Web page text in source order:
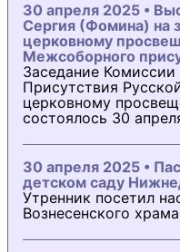
30 апреля 2025 •
Сергия (Фомина) на
церковному
Межсоборного
Заседание
Присутствия
церковному
состоялось 30
30 апреля 2025 •
детском саду
Утренник посетил
Вознесенского